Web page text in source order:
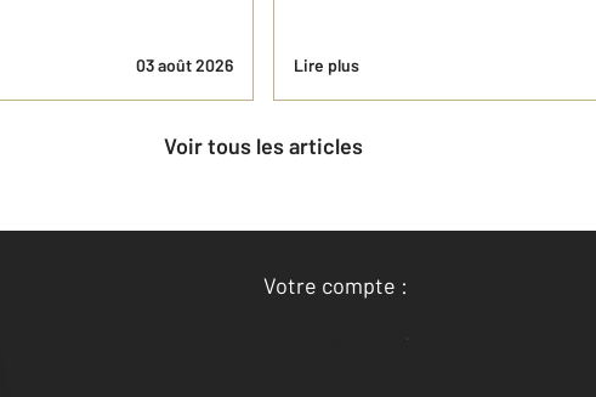
03 août 2026 Lire plus
Voir tous les articles
Votre compte :
Accéder à mon compte